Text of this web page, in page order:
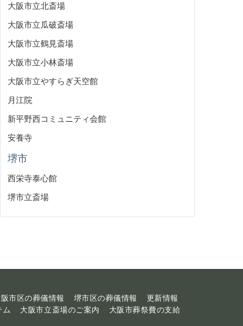
大阪市立北斎場
大阪市立瓜破斎場
大阪市立鶴見斎場
大阪市立小林斎場
大阪市立やすらぎ天空館
月江院
新平野西コミュニティ会館
安養寺
堺市
西栄寺泰心館
堺市立斎場
市区の葬儀情報 堺市区の葬儀情報
更新情報
ム 大阪市立斎場のご案内
大阪市葬祭費の支給